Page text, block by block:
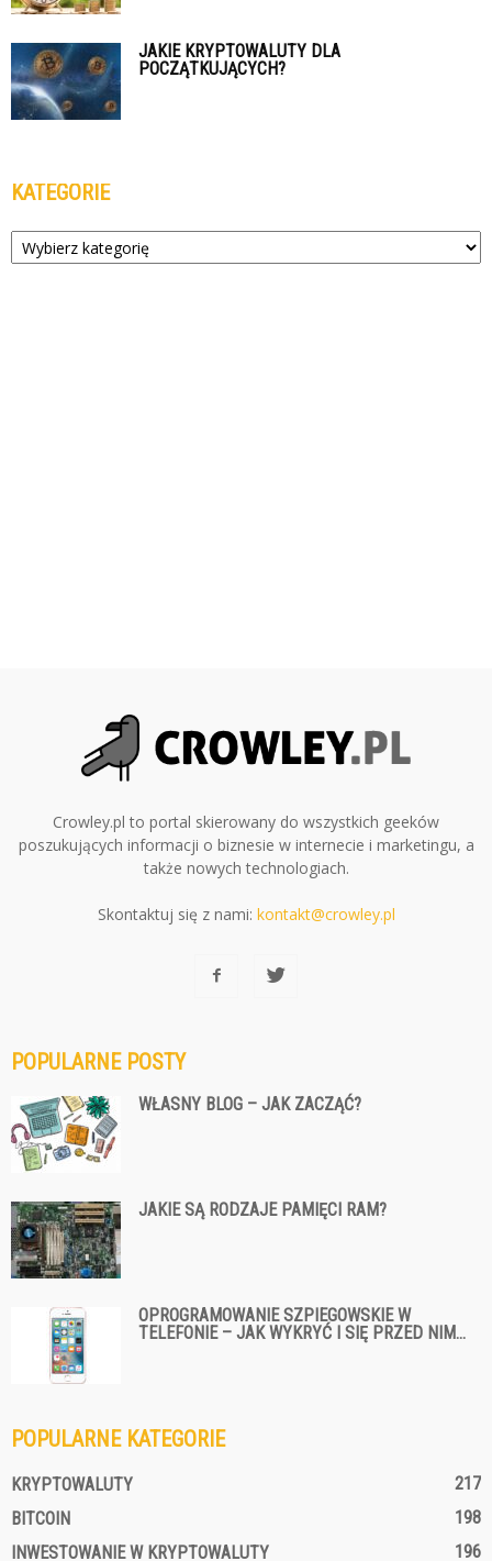
JAKIE KRYPTOWALUTY DLA
POCZĄTKUJĄCYCH?
KATEGORIE
Kategorie
Crowley.pl to portal skierowany do wszystkich geeków
poszukujących informacji o biznesie w internecie i marketingu, a
także nowych technologiach.
Skontaktuj się z nami: kontakt@crowley.pl
POPULARNE POSTY
WŁASNY BLOG – JAK ZACZĄĆ?
JAKIE SĄ RODZAJE PAMIĘCI RAM?
OPROGRAMOWANIE SZPIEGOWSKIE W
TELEFONIE – JAK WYKRYĆ I SIĘ PRZED NIM...
POPULARNE KATEGORIE
KRYPTOWALUTY
217
BITCOIN
198
INWESTOWANIE W KRYPTOWALUTY
196